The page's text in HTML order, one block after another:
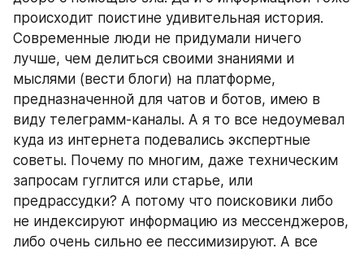
происходит поистине удивительная история.
Современные люди не придумали ничего
лучше, чем делиться своими знаниями и
мыслями (вести блоги) на платформе,
предназначенной для чатов и ботов, имею в
виду телеграмм-каналы. А я то все недоумевал
куда из интернета подевались экспертные
советы. Почему по многим, даже техническим
запросам гуглится или старье, или
предрассудки? А потому что поисковики либо
не индексируют информацию из мессенджеров,
либо очень сильно ее пессимизируют. А все